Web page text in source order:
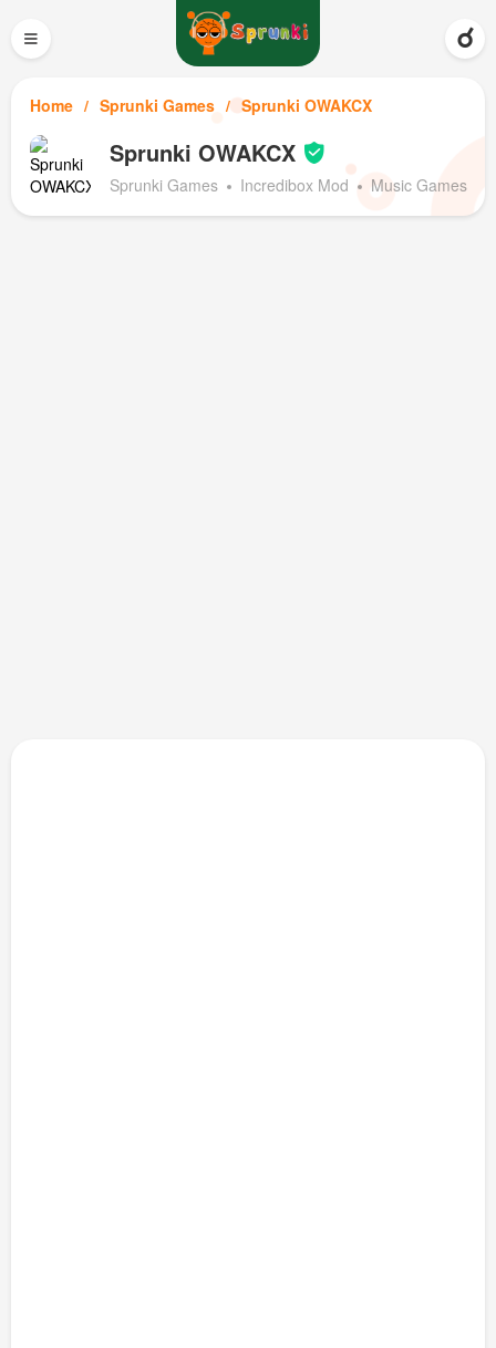
≡
Home Sprunki Games Sprunki OWAKCX
Sprunki OWAKCX
Sprunki Games Incredibox Mod Music Games